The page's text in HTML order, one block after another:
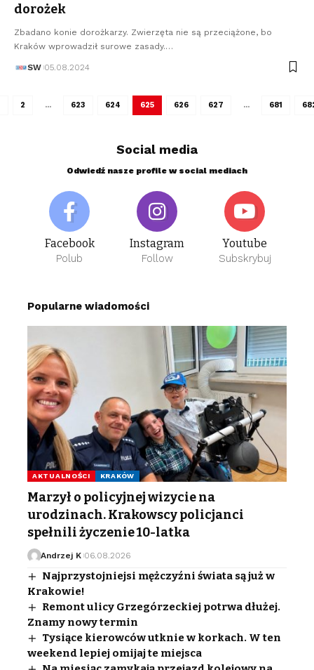
dorożek
Zbadano konie dorożkarzy. Zwierzęta nie są przeciążone, bo
Kraków wprowadził surowe zasady.…
SW 05.08.2024
2 … 623 624 625 626 627 … 681
Social media
Odwiedź nasze profile w social mediach
Facebook
Polub
Instagram
Follow
Youtube
Subskrybuj
Popularne wiadomości
AKTUALNOŚCI KRAKÓW
Marzył o policyjnej wizycie na
urodzinach. Krakowscy policjanci
spełnili życzenie 10-latka
Andrzej K 06.08.2026
Najprzystojniejsi mężczyźni świata są już w
Krakowie!
Remont ulicy Grzegórzeckiej potrwa dłużej.
Znamy nowy termin
Tysiące kierowców utknie w korkach. W ten
weekend lepiej omijaj te miejsca